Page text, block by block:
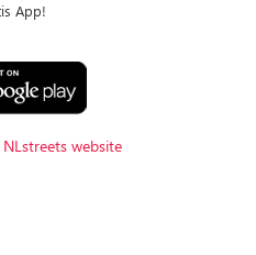
App!
website